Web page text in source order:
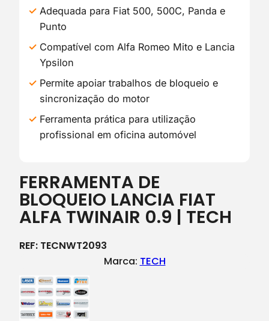
Adequada para Fiat 500, 500C, Panda e
Punto
Compatível com Alfa Romeo Mito e Lancia
Ypsilon
Permite apoiar trabalhos de bloqueio e
sincronização do motor
Ferramenta prática para utilização
profissional em oficina automóvel
FERRAMENTA DE
BLOQUEIO LANCIA FIAT
ALFA TWINAIR 0.9 | TECH
REF: TECNWT2093
Marca: TECH